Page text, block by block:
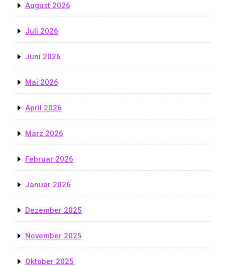
August 2026
Juli 2026
Juni 2026
Mai 2026
April 2026
März 2026
Februar 2026
Januar 2026
Dezember 2025
November 2025
Oktober 2025